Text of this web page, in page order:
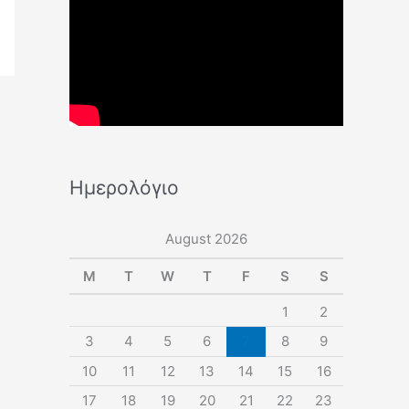
Ημερολόγιο
August 2026
M T W T F S S
1
2
3
4 5 6 8
9
10
11 12 13 14 15
16
17
18 19 20 21 22 23